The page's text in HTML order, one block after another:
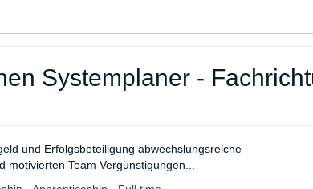
Systemplaner -
und Erfolgsbeteiligung abwechslungsreiche
motivierten Team Vergünstigungen...